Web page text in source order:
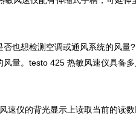
否也想检测空调或通风系统的风量?
量。 testo 425 热敏风速仪具备多
速仪的背光显示上读取当前的读